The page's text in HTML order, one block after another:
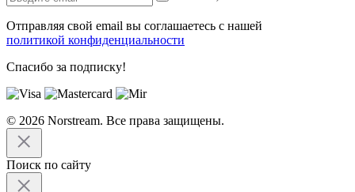
Отправляя свой email вы соглашаетесь с нашей
политикой конфиденциальности
Спасибо за подписку!
© 2026 Norstream. Все права защищены.
Поиск по сайту